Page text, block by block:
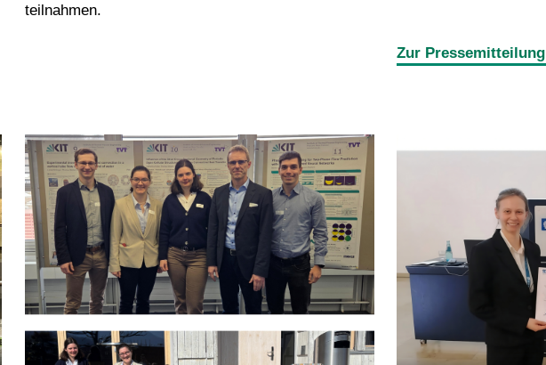
teilnahmen.
Zur Pressemitteilung